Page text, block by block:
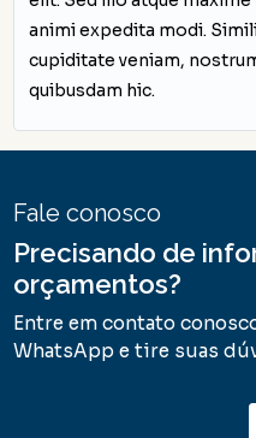
animi expedita modi.
cupiditate veniam,
quibusdam hic.
Fale conosco
Precisando de
orçamentos?
Entre em contato
WhatsApp e tire suas